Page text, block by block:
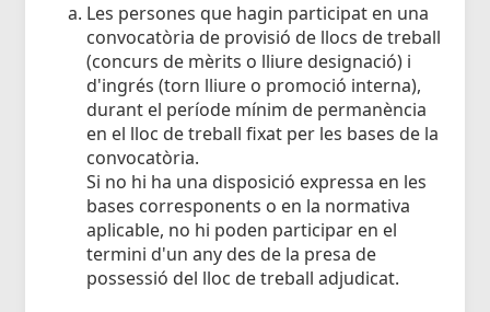
Les persones que hagin participat en una
convocatòria de provisió de llocs de treball
(concurs de mèrits o lliure designació) i
d'ingrés (torn lliure o promoció interna),
durant el període mínim de permanència
en el lloc de treball fixat per les bases de la
convocatòria.
Si no hi ha una disposició expressa en les
bases corresponents o en la normativa
aplicable, no hi poden participar en el
termini d'un any des de la presa de
possessió del lloc de treball adjudicat.